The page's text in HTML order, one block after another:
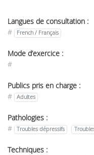
Langues de consultation :
#
French / Français
Mode d’exercice :
#
Publics pris en charge :
#
Adultes
Pathologies :
#
Troubles dépressifs
Techniques :